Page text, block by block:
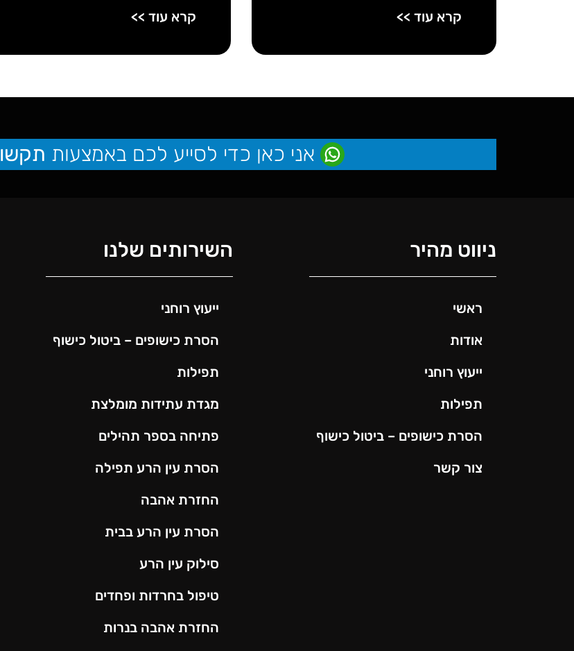
קרא עוד >> קרא עוד >>
אני כאן כדי לסייע לכם באמצעות
ניווט מהיר
ראשי
אודות
ייעוץ רוחני
תפילות
הסרת כישופים – ביטול כישוף
צור קשר
השירותים שלנו
ייעוץ רוחני
הסרת כישופים – ביטול כישוף
תפילות
מגדת עתידות מומלצת
פתיחה בספר תהילים
הסרת עין הרע תפילה
החזרת אהבה
הסרת עין הרע בבית
סילוק עין הרע
טיפול בחרדות ופחדים
החזרת אהבה בנרות